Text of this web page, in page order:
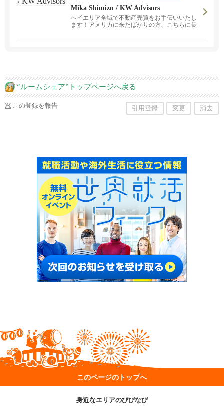
Mika Shimizu / KW Advisors
ベイエリア全域で不動産売買をお手伝いいたし
ます！アメリカに来たばかりの方、こちらに長
“ルームシェア”トップページへ戻る
この登録を報告 引用登録 変更 消去
このページのトップへ
身近なエリアのびびなび